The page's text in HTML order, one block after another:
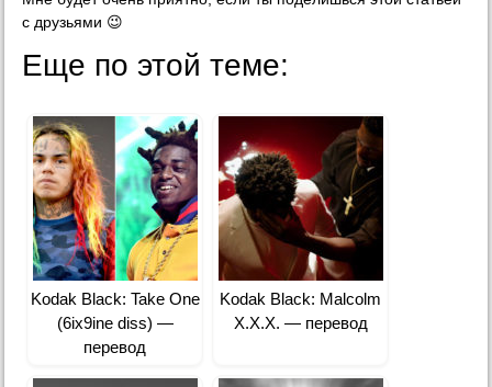
с друзьями 😉
Еще по этой теме:
Kodak Black: Take One
(6ix9ine diss) —
перевод
Kodak Black: Malcolm
X.X.X. — перевод